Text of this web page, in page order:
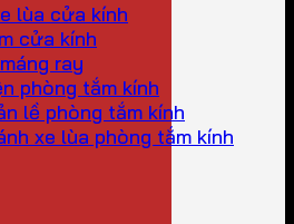
lùa cửa kính
cửa kính
ray
phòng tắm kính
lề phòng tắm kính
xe lùa phòng tắm kính